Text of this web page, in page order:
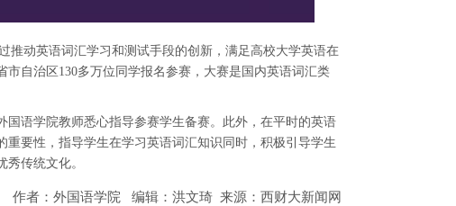
推动英语词汇学习和测试手段的创新，满足高校大学英语在
自治区130多万位同学报名参赛，大赛是国内英语词汇类
语学院教师悉心指导参赛学生备赛。此外，在平时的英语
要性，指导学生在学习英语词汇知识同时，积极引导学生
传统文化。
作者：外国语学院 编辑：洪文琦 来源：西财大新闻网